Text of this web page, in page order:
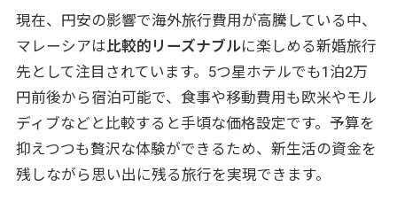
7泊9日 マレーシア満喫プラン
マレーシア新婚旅行の予算と費用の目安
一般的な費用の内訳
予算別おすすめプラン
マレーシア新婚旅行で体験したいアクティビテ
ィ
マリンアクティビティ
現在、円安の影響で海外旅行費用が高騰している中、
マレーシアは比較的リーズナブルに楽しめる新婚旅行
先として注目されています。5つ星ホテルでも1泊2万
円前後から宿泊可能で、食事や移動費用も欧米やモル
ディブなどと比較すると手頃な価格設定です。予算を
抑えつつも贅沢な体験ができるため、新生活の資金を
残しながら思い出に残る旅行を実現できます。